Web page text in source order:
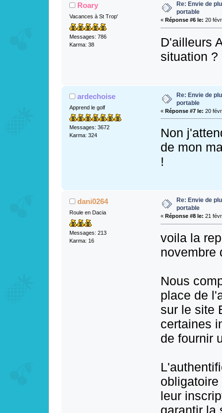
Roary
Vacances à St Trop'
Messages: 786
Karma: 38
Re: Envie de
portable
« Réponse #6 le: 20
D'ailleurs
situation ?
ardechoise
Apprend le golf
Messages: 3672
Karma: 324
Re: Envie de
portable
« Réponse #7 le: 20
Non
de mon
!
dani0264
Roule en Dacia
Messages: 213
Karma: 16
Re: Envie de
portable
« Réponse #8 le: 21
voila la
novembre
Nous
place de
sur le site
certaines
de fournir
leur